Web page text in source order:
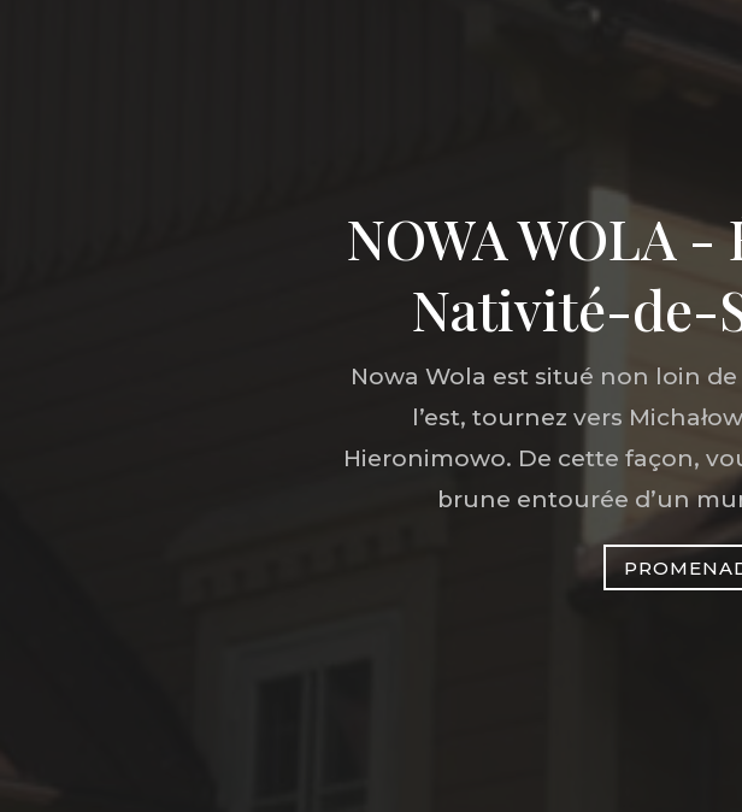
NOWA WOLA
Nativité-de-
Nowa Wola est situé non loin
l’est, tournez vers
Hieronimowo. De cette façon,
brune entourée d’un